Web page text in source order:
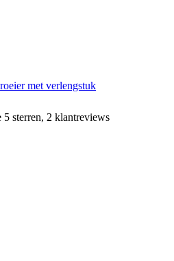
met verlengstuk
5 sterren, 2 klantreviews